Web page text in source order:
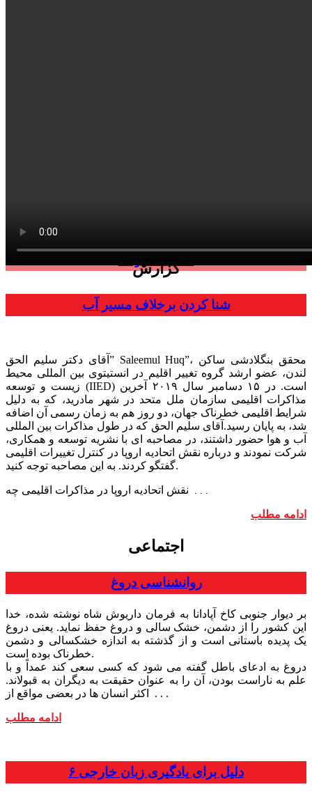
گزارش
شنا کردن برخلاف مسیر آب
آقای دکتر سلیم الحق” Saleemul Huq”، محقق بنگلادشی ساکن
لندن، عضو ارشد گروه تغییر اقلیم در انستیتوی بین المللی محیط
زیست و توسعه (IIED) است. در ۱۵ دسامبر سال ۲۰۱۹ آخرین
مذاکرات اقلیمی سازمان ملل متحد در شهر مادرید، که به دلیل
شرایط اقلیمی خطرناک جهان، دو روز هم به زمان رسمی آن اضافه
شد، به پایان رسید.آقای سلیم الحق که در طول مذاکرات بین المللی
آب و هوا حضور داشتند، در مصاحبه ای با نشریه توسعه و همکاری،
شرکت نمودند و درباره نقش اتحادیه اروپا در کنترل تغییرات اقلیمی
گفتگو کردند. به این مصاحبه توجه کنید.
. . .
ادامه مطلب
اجتماعی
روانشناسی دروغ
بر دیوار جنوبی کاخ آپادانا به فرمان داریوش شاه نوشته شده، خدا
این کشور را از دشمن، خشک سالی و دروغ حفظ نماید. یعنی دروغ
یک پدیده باستانی است و از گذشته به اندازه خشکسالی و دشمن
خطرناک بوده است.
دروغ به ادعای باطل گفته می شود که کسی سعی کند عمداً و با
علم به ناراست بودن، آن را به عنوان حقیقت به دیگران به قبولاند.
اکثر انسان ها در بعضی مواقع از . . .
ادامه مطلب
۶ دلیل برای یادگیری زبان خارجی